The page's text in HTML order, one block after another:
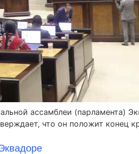
ассамблеи (парламента)
что он положит конец